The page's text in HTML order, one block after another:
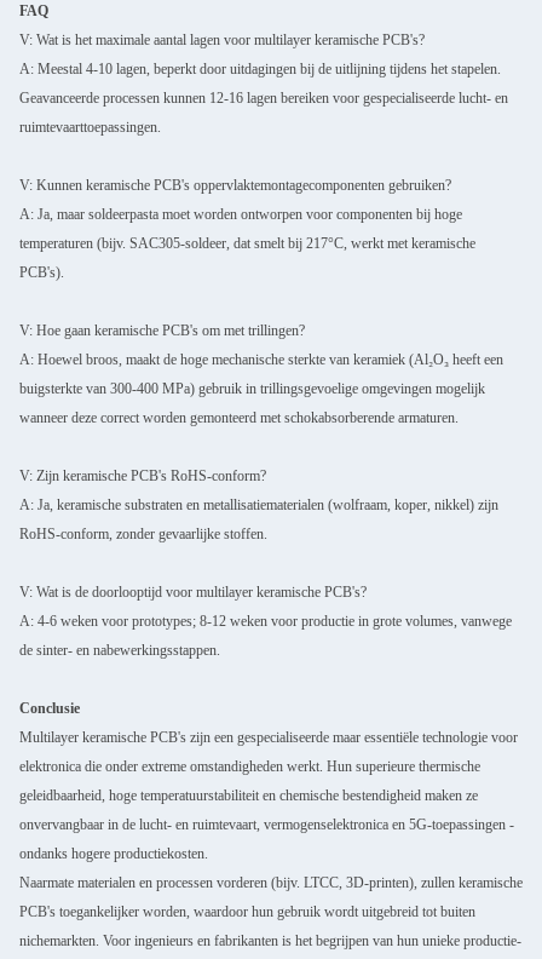
FAQ
V: Wat is het maximale aantal lagen voor multilayer keramische PCB's?
A: Meestal 4-10 lagen, beperkt door uitdagingen bij de uitlijning tijdens het stapelen.
Geavanceerde processen kunnen 12-16 lagen bereiken voor gespecialiseerde lucht- en
ruimtevaarttoepassingen.
V: Kunnen keramische PCB's oppervlaktemontagecomponenten gebruiken?
A: Ja, maar soldeerpasta moet worden ontworpen voor componenten bij hoge
temperaturen (bijv. SAC305-soldeer, dat smelt bij 217°C, werkt met keramische
PCB's).
V: Hoe gaan keramische PCB's om met trillingen?
A: Hoewel broos, maakt de hoge mechanische sterkte van keramiek (Al₂O₃ heeft een
buigsterkte van 300-400 MPa) gebruik in trillingsgevoelige omgevingen mogelijk
wanneer deze correct worden gemonteerd met schokabsorberende armaturen.
V: Zijn keramische PCB's RoHS-conform?
A: Ja, keramische substraten en metallisatiematerialen (wolfraam, koper, nikkel) zijn
RoHS-conform, zonder gevaarlijke stoffen.
V: Wat is de doorlooptijd voor multilayer keramische PCB's?
A: 4-6 weken voor prototypes; 8-12 weken voor productie in grote volumes, vanwege
de sinter- en nabewerkingsstappen.
Conclusie
Multilayer keramische PCB's zijn een gespecialiseerde maar essentiële technologie voor
elektronica die onder extreme omstandigheden werkt. Hun superieure thermische
geleidbaarheid, hoge temperatuurstabiliteit en chemische bestendigheid maken ze
onvervangbaar in de lucht- en ruimtevaart, vermogenselektronica en 5G-toepassingen -
ondanks hogere productiekosten.
Naarmate materialen en processen vorderen (bijv. LTCC, 3D-printen), zullen keramische
PCB's toegankelijker worden, waardoor hun gebruik wordt uitgebreid tot buiten
nichemarkten. Voor ingenieurs en fabrikanten is het begrijpen van hun unieke productie-